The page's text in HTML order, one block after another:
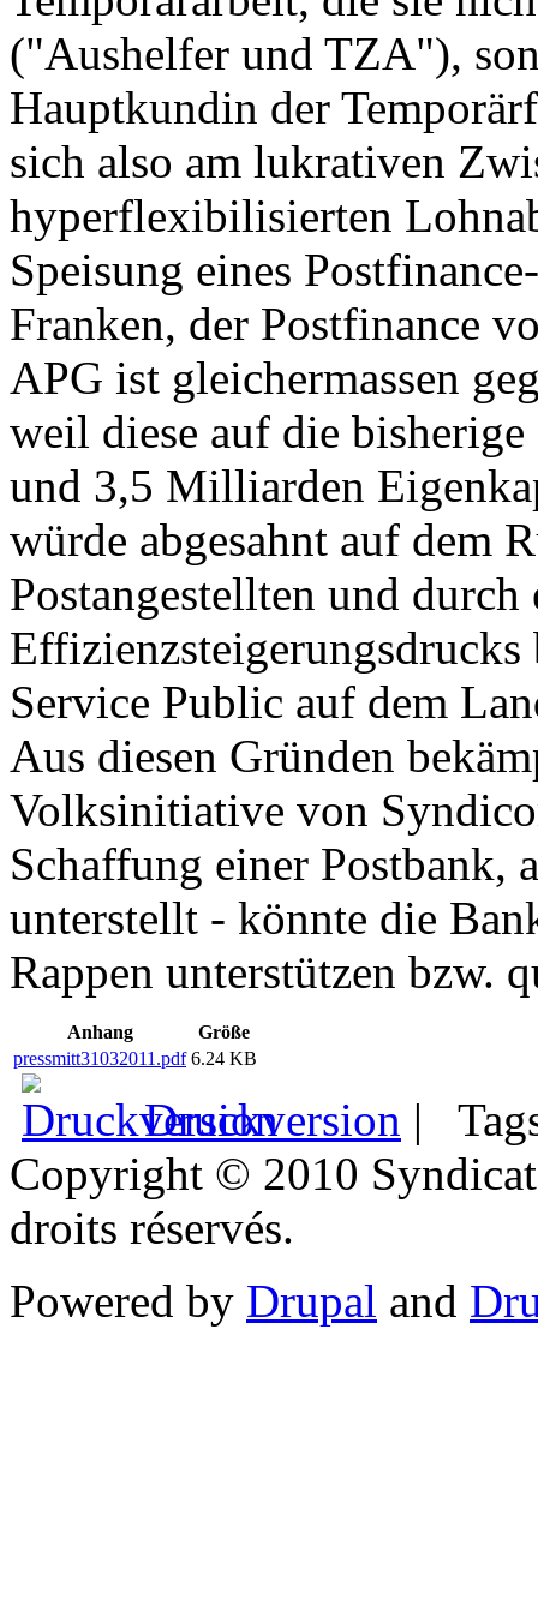
("Aushelfer und TZA"),
Hauptkundin der
sich also am lukrativen
hyperflexibilisierten
Speisung eines
Franken, der Postfinance
APG ist gleichermassen
weil diese auf die bisherige
und 3,5 Milliarden
würde abgesahnt auf dem
Postangestellten und
Service Public auf dem
Aus diesen Gründen
Volksinitiative von
Schaffung einer Postbank,
unterstellt - könnte die
Rappen unterstützen bzw.
Anhang
Größe
pressmitt31032011.pdf 6.24 KB
Druckversion |
Copyright © 2010
droits réservés.
Powered by Drupal and